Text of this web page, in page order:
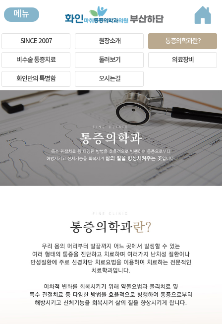
메뉴
SINCE 2007 원장소개 통증의학과란?
비수술 통증치료 둘러보기 의료장비
화인만의 특별함 오시는길